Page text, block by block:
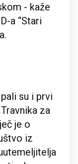
- kaže
a “Stari
su i prvi
za
je o
iz